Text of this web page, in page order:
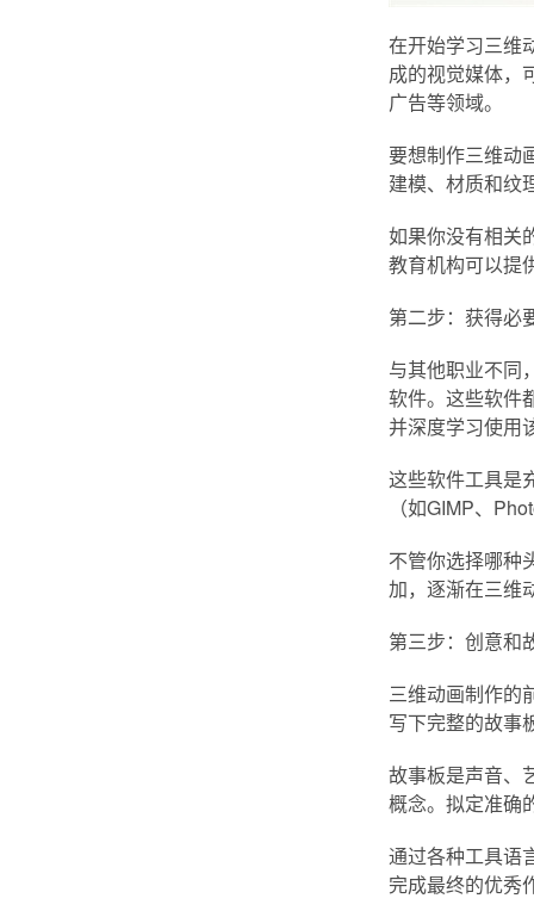
在开始学习三维
成的视觉媒体，
广告等领域。
要想制作三维动
建模、材质和纹
如果你没有相关
教育机构可以提
第二步：获得必
与其他职业不同
软件。这些软件
并深度学习使用
这些软件工具是
（如GIMP、
不管你选择哪种
加，逐渐在三维
第三步：创意和
三维动画制作的
写下完整的故事
故事板是声音、
概念。拟定准确
通过各种工具语
完成最终的优秀